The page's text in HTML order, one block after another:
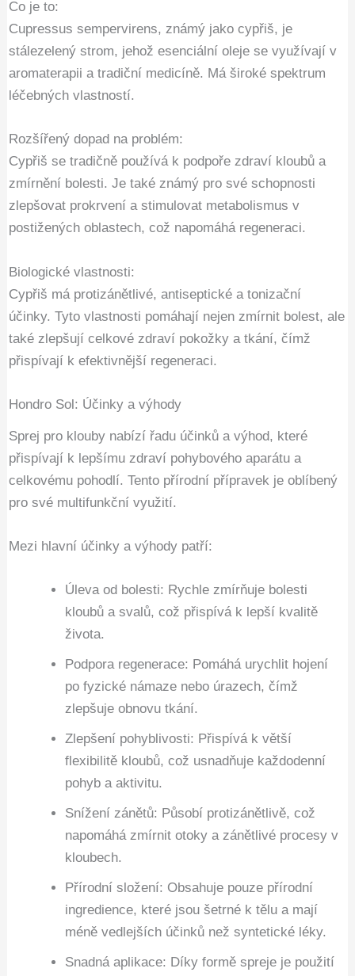
Co je to:
Cupressus sempervirens, známý jako cypřiš, je
stálezelený strom, jehož esenciální oleje se využívají v
aromaterapii a tradiční medicíně. Má široké spektrum
léčebných vlastností.
Rozšířený dopad na problém:
Cypřiš se tradičně používá k podpoře zdraví kloubů a
zmírnění bolesti. Je také známý pro své schopnosti
zlepšovat prokrvení a stimulovat metabolismus v
postižených oblastech, což napomáhá regeneraci.
Biologické vlastnosti:
Cypřiš má protizánětlivé, antiseptické a tonizační
účinky. Tyto vlastnosti pomáhají nejen zmírnit bolest, ale
také zlepšují celkové zdraví pokožky a tkání, čímž
přispívají k efektivnější regeneraci.
Hondro Sol: Účinky a výhody
Sprej pro klouby nabízí řadu účinků a výhod, které
přispívají k lepšímu zdraví pohybového aparátu a
celkovému pohodlí. Tento přírodní přípravek je oblíbený
pro své multifunkční využití.
Mezi hlavní účinky a výhody patří:
Úleva od bolesti: Rychle zmírňuje bolesti
kloubů a svalů, což přispívá k lepší kvalitě
života.
Podpora regenerace: Pomáhá urychlit hojení
po fyzické námaze nebo úrazech, čímž
zlepšuje obnovu tkání.
Zlepšení pohyblivosti: Přispívá k větší
flexibilitě kloubů, což usnadňuje každodenní
pohyb a aktivitu.
Snížení zánětů: Působí protizánětlivě, což
napomáhá zmírnit otoky a zánětlivé procesy v
kloubech.
Přírodní složení: Obsahuje pouze přírodní
ingredience, které jsou šetrné k tělu a mají
méně vedlejších účinků než syntetické léky.
Snadná aplikace: Díky formě spreje je použití